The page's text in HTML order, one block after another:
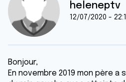
heleneptv
12/07/2020 - 22:11
Bonjour,
En novembre 2019 mon père a